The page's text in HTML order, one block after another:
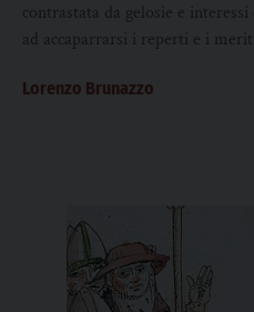
contrastata da gelosie e
ad accaparrarsi i reperti e i
Lorenzo Brunazzo